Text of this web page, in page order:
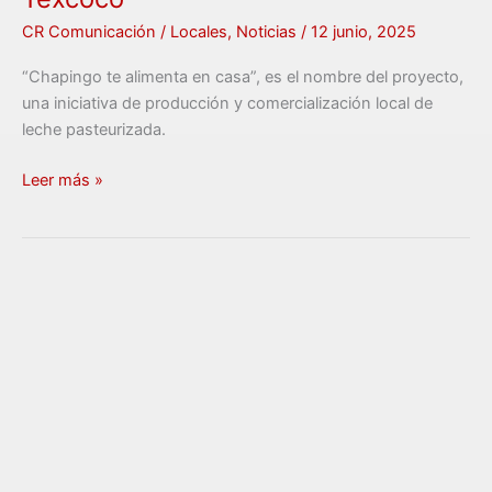
CR Comunicación / Locales, Noticias / 12 junio, 2025
“Chapingo te alimenta en casa”, es el nombre del proyecto,
una iniciativa de producción y comercialización local de
leche pasteurizada.
Leer más »